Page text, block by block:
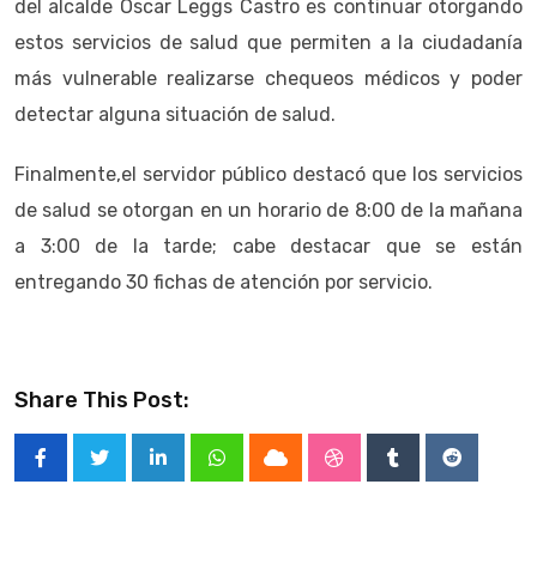
del alcalde Oscar Leggs Castro es continuar otorgando
estos servicios de salud que permiten a la ciudadanía
más vulnerable realizarse chequeos médicos y poder
detectar alguna situación de salud.
Finalmente,el servidor público destacó que los servicios
de salud se otorgan en un horario de 8:00 de la mañana
a 3:00 de la tarde; cabe destacar que se están
entregando 30 fichas de atención por servicio.
Share This Post:
LinkedInWhatsappCloud StumbleUpon
TumblrReddit